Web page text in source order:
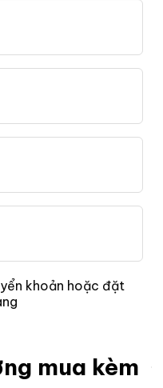
khoản hoặc đặt
mua kèm